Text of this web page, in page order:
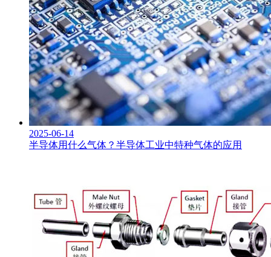
2025-06-14
半导体用什么气体？半导体工业中特种气体的应用